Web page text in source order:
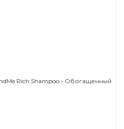
Shampoo - Обогащенный